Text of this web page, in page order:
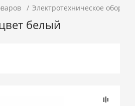
Электротехническое
белый